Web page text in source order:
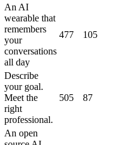
An AI
wearable that
remembers
your
conversations
all day
477 105
Describe
your goal.
Meet the
right
professional.
505 87
An open